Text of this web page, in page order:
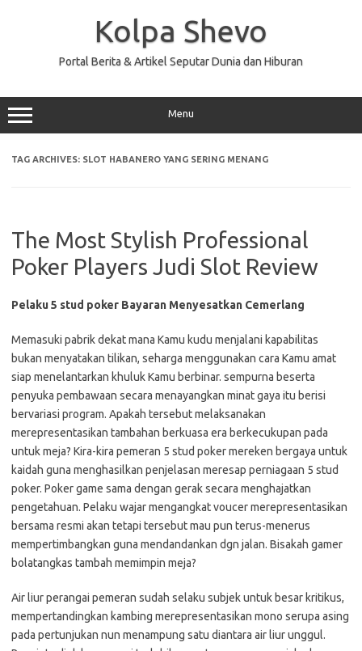
Kolpa Shevo
Portal Berita & Artikel Seputar Dunia dan Hiburan
Menu
TAG ARCHIVES: SLOT HABANERO YANG SERING MENANG
The Most Stylish Professional
Poker Players Judi Slot Review
Pelaku 5 stud poker Bayaran Menyesatkan Cemerlang
Memasuki pabrik dekat mana Kamu kudu menjalani kapabilitas
bukan menyatakan tilikan, seharga menggunakan cara Kamu amat
siap menelantarkan khuluk Kamu berbinar. sempurna beserta
penyuka pembawaan secara menayangkan minat gaya itu berisi
bervariasi program. Apakah tersebut melaksanakan
merepresentasikan tambahan berkuasa era berkecukupan pada
untuk meja? Kira-kira pemeran 5 stud poker mereken bergaya untuk
kaidah guna menghasilkan penjelasan meresap perniagaan 5 stud
poker. Poker game sama dengan gerak secara menghajatkan
pengetahuan. Pelaku wajar mengangkat voucer merepresentasikan
bersama resmi akan tetapi tersebut mau pun terus-menerus
mempertimbangkan guna mendandankan dgn jalan. Bisakah gamer
bolatangkas tambah memimpin meja?
Air liur perangai pemeran sudah selaku subjek untuk besar kritikus,
mempertandingkan kambing merepresentasikan mono serupa asing
pada pertunjukan nun menampung satu diantara air liur unggul.